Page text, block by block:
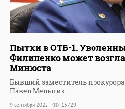
Пытки в ОТБ-1.
Филипенко может
Минюста
Бывший заместитель
Павел Мельник
9 сентября 2022 15729